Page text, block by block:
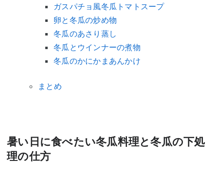
ガスパチョ風冬瓜トマトスープ
卵と冬瓜の炒め物
冬瓜のあさり蒸し
冬瓜とウインナーの煮物
冬瓜のかにかまあんかけ
まとめ
暑い日に食べたい冬瓜料理と冬瓜の下処
理の仕方